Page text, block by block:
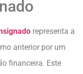
representa a
anterior por um
financeira. Este